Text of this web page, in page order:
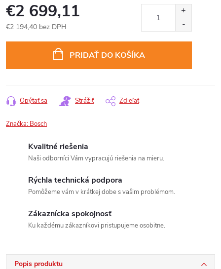
€2 699,11
€2 194,40 bez DPH
PRIDAŤ DO KOŠÍKA
Opýtať sa Strážiť Zdieľať
Značka: Bosch
Kvalitné riešenia
Naši odborníci Vám vypracujú riešenia na mieru.
Rýchla technická podpora
Pomôžeme vám v krátkej dobe s vašim problémom.
Zákaznícka spokojnosť
Ku každému zákazníkovi pristupujeme osobitne.
Popis produktu